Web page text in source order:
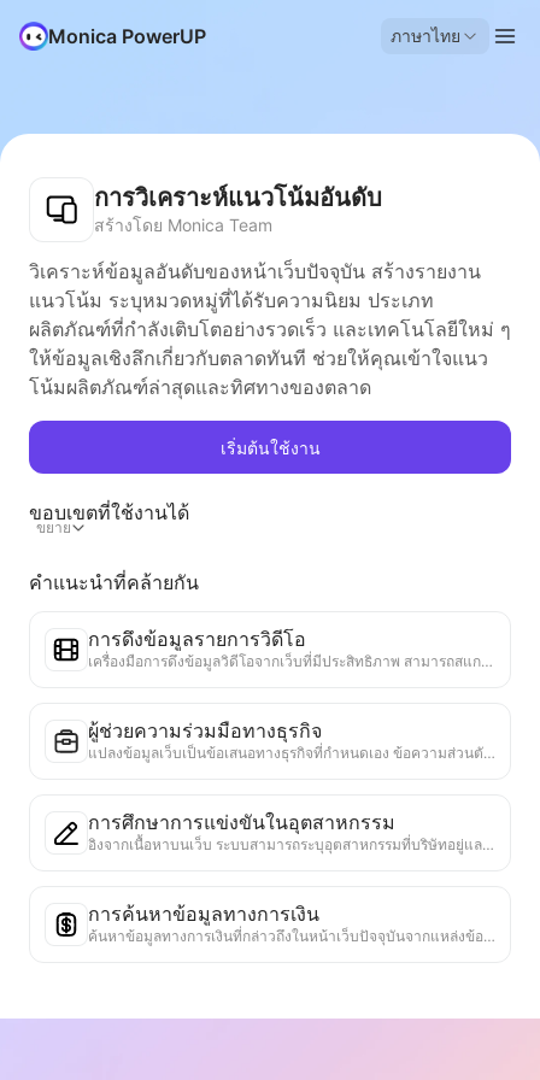
Monica PowerUP ภาษาไทย
การวิเคราะห์แนวโน้มอันดับ
สร้างโดย Monica Team
วิเคราะห์ข้อมูลอันดับของหน้าเว็บปัจจุบัน สร้างรายงาน
แนวโน้ม ระบุหมวดหมู่ที่ได้รับความนิยม ประเภท
ผลิตภัณฑ์ที่กำลังเติบโตอย่างรวดเร็ว และเทคโนโลยีใหม่ ๆ
ให้ข้อมูลเชิงลึกเกี่ยวกับตลาดทันที ช่วยให้คุณเข้าใจแนว
โน้มผลิตภัณฑ์ล่าสุดและทิศทางของตลาด
เริ่มต้นใช้งาน
ขอบเขตที่ใช้งานได้
ขยาย
คำแนะนำที่คล้ายกัน
การดึงข้อมูลรายการวิดีโอ
เครื่องมือการดึงข้อมูลวิดีโอจากเว็บที่มีประสิทธิภาพ สามารถสแกนเว็บได้อย่างรวดเร็วและจัดระเบียบข้อมูลวิดีโอเป็นตาราง Markdown ที่มีโครงสร้าง
ผู้ช่วยความร่วมมือทางธุรกิจ
แปลงข้อมูลเว็บเป็นข้อเสนอทางธุรกิจที่กำหนดเอง ข้อความส่วนตัวสำหรับความร่วมมือ มีแม่แบบที่พร้อมใช้งานและแนวทางการติดตาม เพื่อทำให้กระบวนการทำงานร่วมกันง่ายขึ้น
การศึกษาการแข่งขันในอุตสาหกรรม
อิงจากเนื้อหาบนเว็บ ระบบสามารถระบุอุตสาหกรรมที่บริษัทอยู่และคู่แข่งหลักได้โดยอัตโนมัติ สร้างรายงานการวิเคราะห์การแข่งขันที่ละเอียด รวมถึงส่วนแบ่งตลาด การเปรียบเทียบผลิตภัณฑ์ และการวิเคราะห์ SWOT เพื่อช่วยให้เข้าใจตำแหน่งของบริษัทในอุตสาหกรรม
การค้นหาข้อมูลทางการเงิน
ค้นหาข้อมูลทางการเงินที่กล่าวถึงในหน้าเว็บปัจจุบันจากแหล่งข้อมูลที่เชื่อถือได้หลายแห่ง ทำการเปรียบเทียบข้อมูลประวัติศาสตร์และเกณฑ์มาตรฐานในอุตสาหกรรม เพื่อช่วยให้ผู้ใช้เข้าใจสถานะทางการเงินและผลการดำเนินงานของบริษัทอย่างครบถ้วน